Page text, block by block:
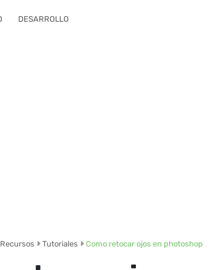
DESARROLLO
Recursos Tutoriales Como retocar ojos en photoshop